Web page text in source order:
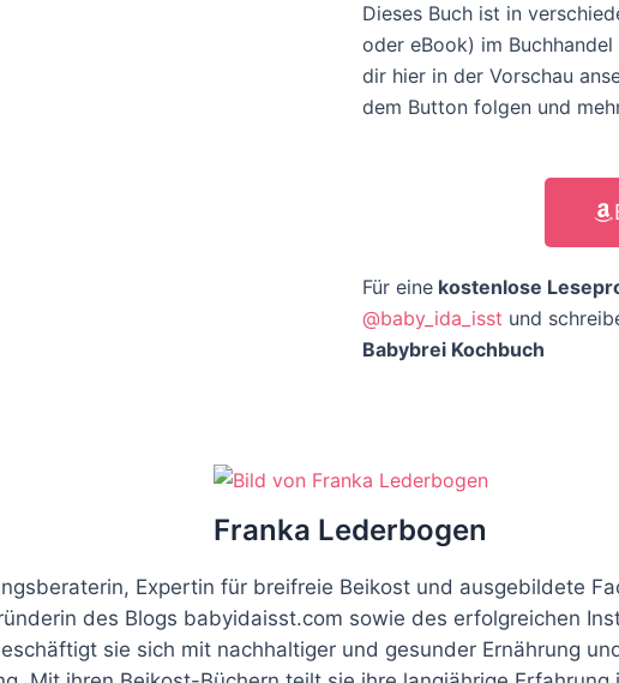
Dieses Buch ist in
oder eBook) im
dir hier in der Vorschau
dem Button folgen und
Für eine kostenlose
@baby_ida_isst und
Babybrei Kochbuch
Franka Lederbogen
Expertin für breifreie Beikost und ausgebildete
des Blogs babyidaisst.com sowie des erfolgreichen
sie sich mit nachhaltiger und gesunder Ernährung